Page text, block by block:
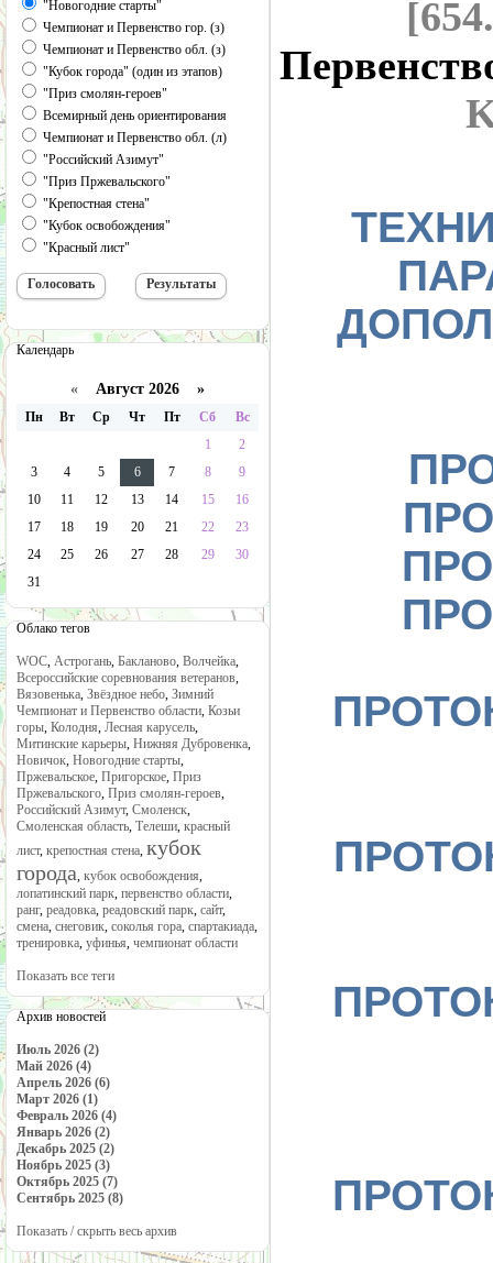
"Новогодние старты"
Чемпионат и Первенство гор. (з)
Чемпионат и Первенство обл. (з)
"Кубок города" (один из этапов)
"Приз смолян-героев"
Всемирный день ориентирования
Чемпионат и Первенство обл. (л)
"Российский Азимут"
"Приз Пржевальского"
"Крепостная стена"
"Кубок освобождения"
"Красный лист"
Календарь
« Август 2026 »
Пн Вт Ср Чт Пт Сб
Вс
1
2
3
4 5 6 7 8
9
10
11 12 13 14 15
16
17
18 19 20 21 22
23
24
25 26 27 28 29
30
31
Облако тегов
WOC, Астрогань, Бакланово, Волчейка,
Всероссийские соревнования ветеранов,
Вязовенька, Звёздное небо, Зимний
Чемпионат и Первенство области, Козьи
горы, Колодня, Лесная карусель,
Митинские карьеры, Нижняя Дубровенка,
Новичок, Новогодние старты,
Пржевальское, Пригорское, Приз
Пржевальского, Приз смолян-героев,
Российский Азимут, Смоленск,
Смоленская область, Телеши, красный
лист, крепостная стена, кубок
города, кубок освобождения,
лопатинский парк, первенство области,
ранг, реадовка, реадовский парк, сайт,
смена, снеговик, соколья гора, спартакиада,
тренировка, уфинья, чемпионат области
Показать все теги
Архив новостей
Июль 2026 (2)
Май 2026 (4)
Апрель 2026 (6)
Март 2026 (1)
Февраль 2026 (4)
Январь 2026 (2)
Декабрь 2025 (2)
Ноябрь 2025 (3)
Октябрь 2025 (7)
Сентябрь 2025 (8)
Показать / скрыть весь архив